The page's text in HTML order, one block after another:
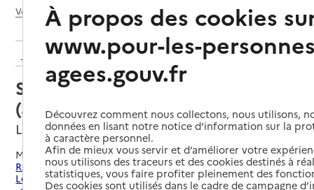
Voir le fil d’Ariane
Retour aux résultats de l'annuaire
Service autonomie à domicile
(aide) – Services du CCAS
Lorient, MORBIHAN
Mis à jour le23/07/2026
Rechercher les établissements et services autour de
Lorient.
À propos des cookies
www.pour-les-
agees.gouv.fr
Découvrez comment nous collectons, nous utilisons,
données en lisant notre notice d’information sur la
à caractère personnel.
Afin de mieux vous servir et d’améliorer votre
nous utilisons des traceurs et des cookies destinés à
statistiques, vous faire profiter pleinement des
Des cookies sont utilisés dans le cadre de campagne